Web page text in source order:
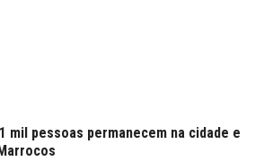
mil pessoas permanecem na cidade e